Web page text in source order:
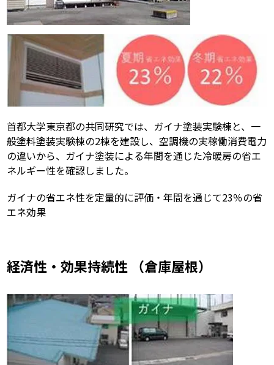
首都大学東京都の共同研究では、ガイナ塗装実験棟と、一
般塗料塗装実験棟の2棟を建設し、空調機の実稼働消費電力
の違いから、ガイナ塗装による年間を通じた冷暖房の省エ
ネルギー性を確認しました。
ガイナの省エネ性を定量的に評価・年間を通じて23％の省
エネ効果
経済性・効果持続性 （倉庫屋根）